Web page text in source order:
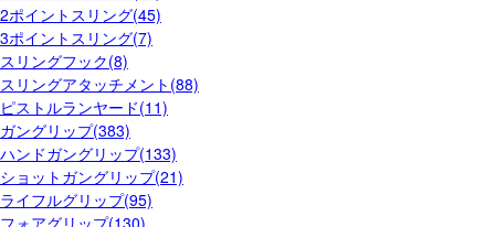
2ポイントスリング(45)
3ポイントスリング(7)
スリングフック(8)
スリングアタッチメント(88)
ピストルランヤード(11)
ガングリップ(383)
ハンドガングリップ(133)
ショットガングリップ(21)
ライフルグリップ(95)